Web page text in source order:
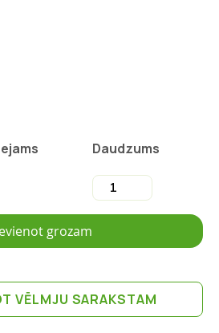
Daudzums
grozam
VĒLMJU SARAKSTAM